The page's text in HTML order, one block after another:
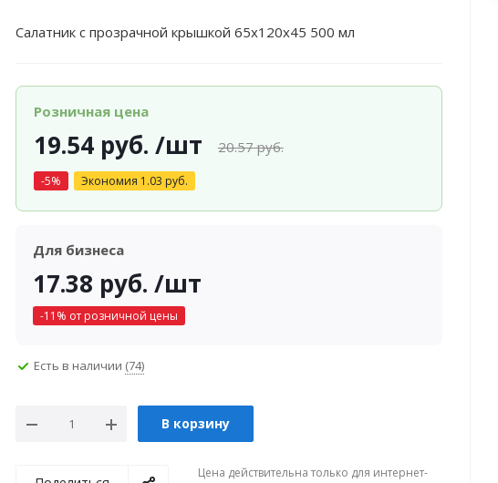
Салатник с прозрачной крышкой 65x120x45 500 мл
Розничная цена
19.54руб. /шт 20.57руб.
-5% Экономия 1.03 руб.
Для бизнеса
17.38 руб. /шт
-11 % от розничной цены
Есть в наличии (74)
В корзину
Цена действительна только для интернет-